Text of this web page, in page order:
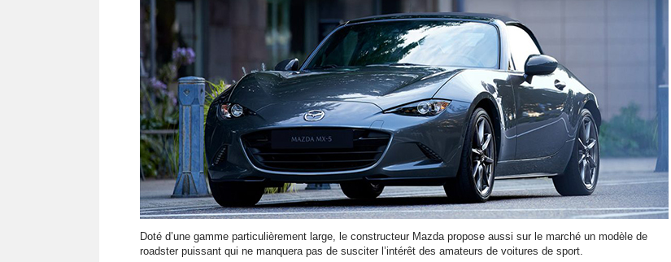
Doté d’une gamme particulièrement large, le constructeur Mazda propose aussi sur le marché un modèle de
roadster puissant qui ne manquera pas de susciter l’intérêt des amateurs de voitures de sport.